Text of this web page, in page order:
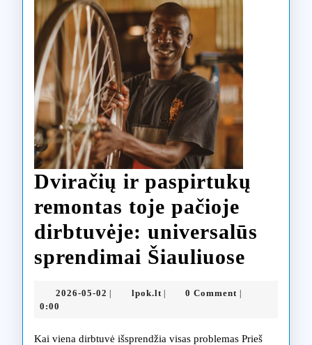
Dviračių ir paspirtukų
remontas toje pačioje
dirbtuvėje: universalūs
sprendimai Šiauliuose
2026-05-02 2026-lpok.ltlpok.lt0 Comment
0:00
Kai viena dirbtuvė išsprendžia visas problemas Prieš